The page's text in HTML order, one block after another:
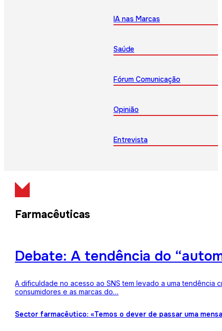
IA nas Marcas
Saúde
Fórum Comunicação
Opinião
Entrevista
Farmacêuticas
Debate: A tendência do
A dificuldade no acesso ao SNS tem levado a uma
consumidores e as marcas do…
Sector farmacêutico: «Temos o dever de passar uma